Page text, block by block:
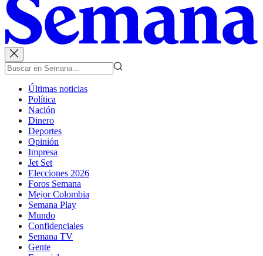
Últimas noticias
Política
Nación
Dinero
Deportes
Opinión
Impresa
Jet Set
Elecciones 2026
Foros Semana
Mejor Colombia
Semana Play
Mundo
Confidenciales
Semana TV
Gente